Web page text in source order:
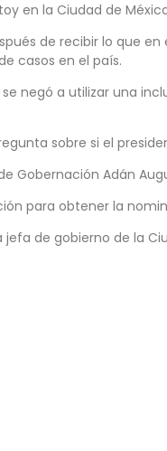
en la Ciudad de
de recibir lo
casos en el país.
negó a utilizar una
sobre si el
Gobernación Adán
para obtener la
de gobierno de la